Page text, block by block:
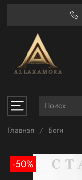
Главная Боги
-50%